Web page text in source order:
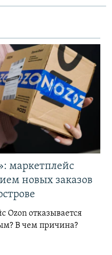
маркетплейс
новых заказов
Ozon отказывается
В чем причина?